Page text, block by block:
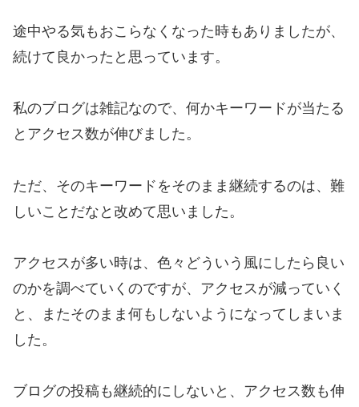
途中やる気もおこらなくなった時もありましたが、
続けて良かったと思っています。
私のブログは雑記なので、何かキーワードが当たる
とアクセス数が伸びました。
ただ、そのキーワードをそのまま継続するのは、難
しいことだなと改めて思いました。
アクセスが多い時は、色々どういう風にしたら良い
のかを調べていくのですが、アクセスが減っていく
と、またそのまま何もしないようになってしまいま
した。
ブログの投稿も継続的にしないと、アクセス数も伸